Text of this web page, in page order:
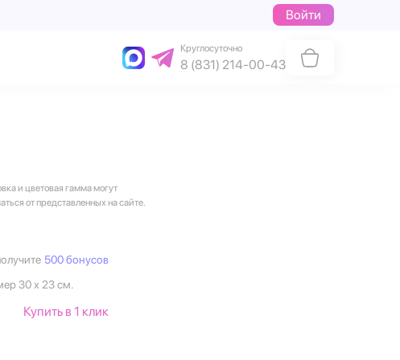
Войти
Круглосуточно
8 (831) 214-00-43
и цветовая гамма могут
от представленных на сайте.
500 бонусов
30 х 23 см.
Купить в 1 клик